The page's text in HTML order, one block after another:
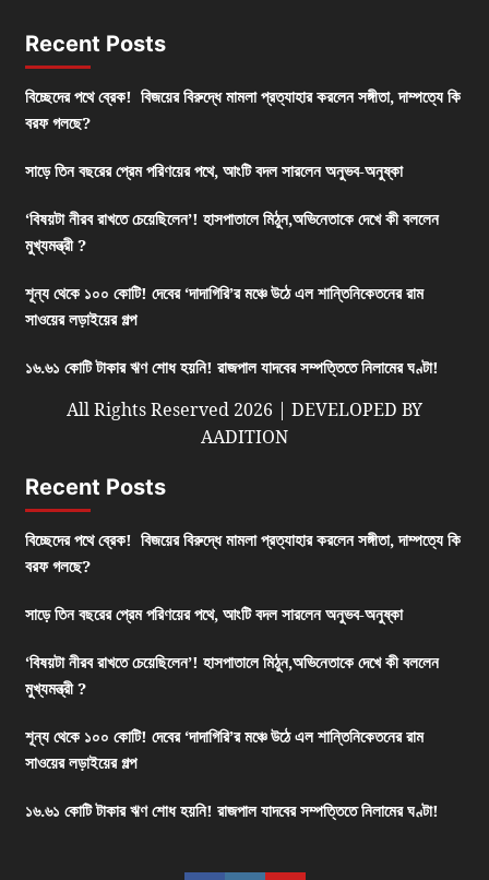
Recent Posts
বিচ্ছেদের পথে ব্রেক! বিজয়ের বিরুদ্ধে মামলা প্রত্যাহার করলেন সঙ্গীতা, দাম্পত্যে কি
বরফ গলছে?
সাড়ে তিন বছরের প্রেম পরিণয়ের পথে, আংটি বদল সারলেন অনুভব-অনুষ্কা
‘বিষয়টা নীরব রাখতে চেয়েছিলেন’! হাসপাতালে মিঠুন,অভিনেতাকে দেখে কী বললেন
মুখ্যমন্ত্রী ?
শূন্য থেকে ১০০ কোটি! দেবের ‘দাদাগিরি’র মঞ্চে উঠে এল শান্তিনিকেতনের রাম
সাওয়ের লড়াইয়ের গল্প
১৬.৬১ কোটি টাকার ঋণ শোধ হয়নি! রাজপাল যাদবের সম্পত্তিতে নিলামের ঘণ্টা!
All Rights Reserved 2026 | DEVELOPED BY
AADITION
Recent Posts
বিচ্ছেদের পথে ব্রেক! বিজয়ের বিরুদ্ধে মামলা প্রত্যাহার করলেন সঙ্গীতা, দাম্পত্যে কি
বরফ গলছে?
সাড়ে তিন বছরের প্রেম পরিণয়ের পথে, আংটি বদল সারলেন অনুভব-অনুষ্কা
‘বিষয়টা নীরব রাখতে চেয়েছিলেন’! হাসপাতালে মিঠুন,অভিনেতাকে দেখে কী বললেন
মুখ্যমন্ত্রী ?
শূন্য থেকে ১০০ কোটি! দেবের ‘দাদাগিরি’র মঞ্চে উঠে এল শান্তিনিকেতনের রাম
সাওয়ের লড়াইয়ের গল্প
১৬.৬১ কোটি টাকার ঋণ শোধ হয়নি! রাজপাল যাদবের সম্পত্তিতে নিলামের ঘণ্টা!